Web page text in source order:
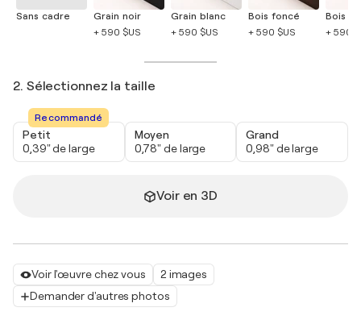
Voir l'œuvre chez vous
2 images
Demander d'autres photos
Sans cadre
Grain noir
+ 590 $US
Grain blanc
+ 590 $US
Bois foncé
+ 590 $US
Bois
+ 590
2. Sélectionnez la taille
Recommandé
Petit
0,39" de large
Moyen
0,78" de large
Grand
0,98" de large
Voir en 3D